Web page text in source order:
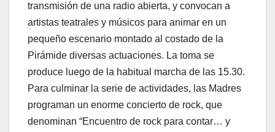
transmisión de una radio abierta, y convocan a
artistas teatrales y músicos para animar en un
pequeño escenario montado al costado de la
Pirámide diversas actuaciones. La toma se
produce luego de la habitual marcha de las 15.30.
Para culminar la serie de actividades, las Madres
programan un enorme concierto de rock, que
denominan “Encuentro de rock para contar… y